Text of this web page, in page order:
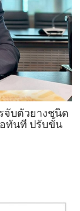
รธานี
ด
ที่
ทธา
าน
หกรรม
จับตัวยางชนิด
อทันที ปรับขั้น
งพารา!